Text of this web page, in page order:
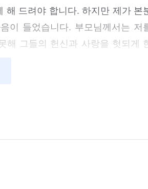
해 드려야 합니다. 하지만 제가 본
이 들었습니다. 부모님께서는 저
해 그들의 헌신과 사랑을 헛되게
지어 부모님이 슬퍼하지 않도록 본
하나님께 너무나 죄스러웠습니다!
속해서 저를 이끌고 인도해 주셨으
는 하나님께 아픔과 실망만 안겨
통회하고 자책하며 하나님께 기도
빚을 졌습니다. 저에게 믿음과 힘